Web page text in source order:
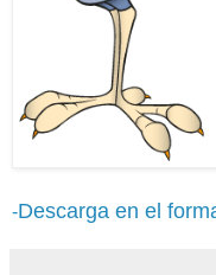
-Descarga en el